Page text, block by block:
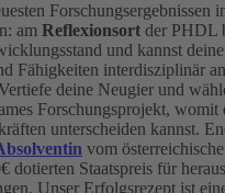
Forschungsergebnissen
am Reflexionsort der PHDL
und kannst
Fähigkeiten interdisziplinär
deine Neugier und
Forschungsprojekt, womit
unterscheiden kannst.
vom
dotierten Staatspreis für
Unser Erfolgsrezept ist